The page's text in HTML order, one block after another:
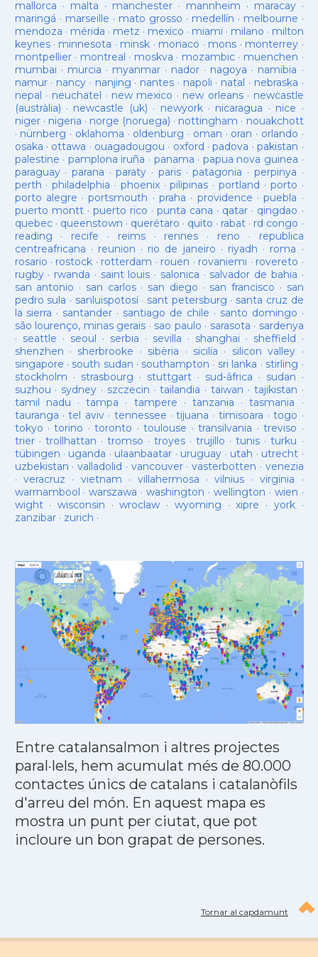
mallorca · malta · manchester· mannheim · maracay·
maringá · marseille · mato grosso · medellín · melbourne ·
mendoza · mérida · metz · mexico · miami · milano · milton
keynes· minnesota · minsk · monaco · mons · monterrey ·
montpellier· montreal · moskva · mozambic· muenchen ·
mumbai · murcia · myanmar· nador · nagoya · namibia ·
namur· nancy · nanjing · nantes · napoli · natal · nebraska ·
nepal · neuchatel · new mexico · new orleans· newcastle
(austràlia) · newcastle (uk) · newyork· nicaragua · nice ·
niger· nigeria · norge (noruega) · nottingham · nouakchott
· nürnberg · oklahoma · oldenburg · oman · oran · orlando ·
osaka · ottawa · ouagadougou · oxford ·padova ·pakistan ·
palestine · pamplona iruña · panama · papua nova guinea ·
paraguay· parana ·paraty · paris·patagonia · perpinya ·
perth ·philadelphia · phoenix·pilipinas ·portland · porto ·
porto alegre ·portsmouth ·praha · providence ·puebla ·
puerto montt· puerto rico ·punta cana · qatar · qingdao ·
quebec· queenstown · querétaro · quito · rabat · rd congo ·
reading · recife · reims· rennes · reno · republica
centreafricana · reunion · rio de janeiro · riyadh · roma ·
rosario · rostock · rotterdam · rouen · rovaniemi · rovereto ·
rugby· rwanda · saint louis · salonica · salvador de bahia ·
san antonio · san carlos· san diego · san francisco · san
pedro sula · sanluispotosí· sant petersburg · santa cruz de
la sierra · santander · santiago de chile · santo domingo ·
são lourenço, minas gerais · sao paulo · sarasota · sardenya
· seattle · seoul · serbia · sevilla · shanghai · sheffield ·
shenzhen · sherbrooke · sibèria · sicilia · silicon valley ·
singapore · south sudan · southampton · sri lanka · stirling ·
stockholm · strasbourg · stuttgart· sud-âfrica · sudan ·
suzhou · sydney · szczecin ·tailandia ·taiwan · tajikistan ·
tamil nadu ·tampa · tampere · tanzania ·tasmania ·
tauranga ·tel aviv· tennessee ·tijuana ·timisoara ·togo ·
tokyo ·torino ·toronto ·toulouse ·transilvania ·treviso ·
trier· trollhattan · tromso · troyes·trujillo ·tunis ·turku ·
tübingen · uganda · ulaanbaatar · uruguay · utah · utrecht ·
uzbekistan · valladolid · vancouver· vasterbotten · venezia
· veracruz · vietnam · villahermosa ·vilnius ·virginia ·
warrnambool ·warszawa ·washington · wellington · wien ·
wight· wisconsin ·wroclaw · wyoming ·xipre · york·
zanzibar· zurich ·
Entre catalansalmon i altres projectes
paral·lels, hem acumulat més de 80.000
contactes únics de catalans i catalanòfils
d'arreu del món. En aquest mapa es
mostra un punt per ciutat, que pot
incloure un bon grapat de persones.
Tornar al capdamunt